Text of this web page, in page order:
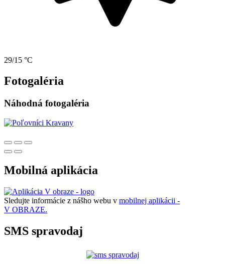
29/15 °C
Fotogaléria
Náhodná fotogaléria
Mobilná aplikácia
Sledujte informácie z nášho webu v mobilnej aplikácii -
V OBRAZE.
SMS spravodaj